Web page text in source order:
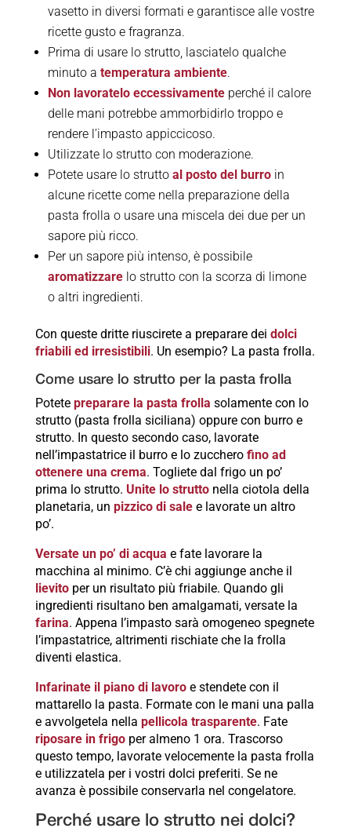
vasetto in diversi formati e garantisce alle vostre
ricette gusto e fragranza.
Prima di usare lo strutto, lasciatelo qualche
minuto a temperatura ambiente.
Non lavoratelo eccessivamenteperché il calore
delle mani potrebbe ammorbidirlo troppo e
rendere l’impasto appiccicoso.
Utilizzate lo strutto con moderazione.
Potete usare lo strutto al posto del burroin
alcune ricette come nella preparazione della
pasta frolla o usare una miscela dei due per un
sapore più ricco.
Per un sapore più intenso, è possibile
aromatizzarelo strutto con la scorza di limone
o altri ingredienti.
Con queste dritte riuscirete a preparare dei dolci
friabili ed irresistibili. Un esempio? La pasta frolla.
Come usare lo strutto per la pasta frolla
Potete preparare la pasta frolla solamente con lo
strutto (pasta frolla siciliana) oppure con burro e
strutto. In questo secondo caso, lavorate
nell’impastatrice il burro e lo zucchero fino ad
ottenere una crema. Togliete dal frigo un po’
prima lo strutto. Unite lo struttonella ciotola della
planetaria, un pizzico di salee lavorate un altro
po’.
Versate un po’ di acqua e fate lavorare la
macchina al minimo. C’è chi aggiunge anche il
lievitoper un risultato più friabile. Quando gli
ingredienti risultano ben amalgamati, versate la
farina. Appena l’impasto sarà omogeneo spegnete
l’impastatrice, altrimenti rischiate che la frolla
diventi elastica.
Infarinate il piano di lavoroe stendete con il
mattarello la pasta. Formate con le mani una palla
e avvolgetela nella pellicola trasparente. Fate
riposare in frigoper almeno 1 ora. Trascorso
questo tempo, lavorate velocemente la pasta frolla
e utilizzatela per i vostri dolci preferiti. Se ne
avanza è possibile conservarla nel congelatore.
Perché usare lo strutto nei dolci?